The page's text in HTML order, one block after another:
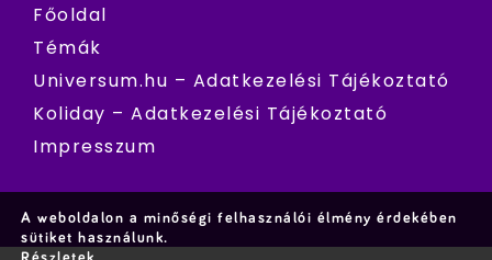
Főoldal
Témák
Universum.hu – Adatkezelési Tájékoztató
Koliday – Adatkezelési Tájékoztató
Impresszum
A weboldalon a minőségi felhasználói élmény érdekében
sütiket használunk.